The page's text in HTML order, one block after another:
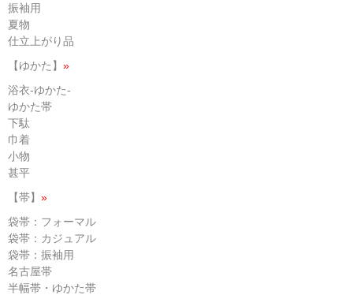
振袖用
夏物
仕立上がり品
【ゆかた】 »
浴衣-ゆかた-
ゆかた帯
下駄
巾着
小物
甚平
【帯】 »
袋帯：フォーマル
袋帯：カジュアル
袋帯：振袖用
名古屋帯
半幅帯・ゆかた帯